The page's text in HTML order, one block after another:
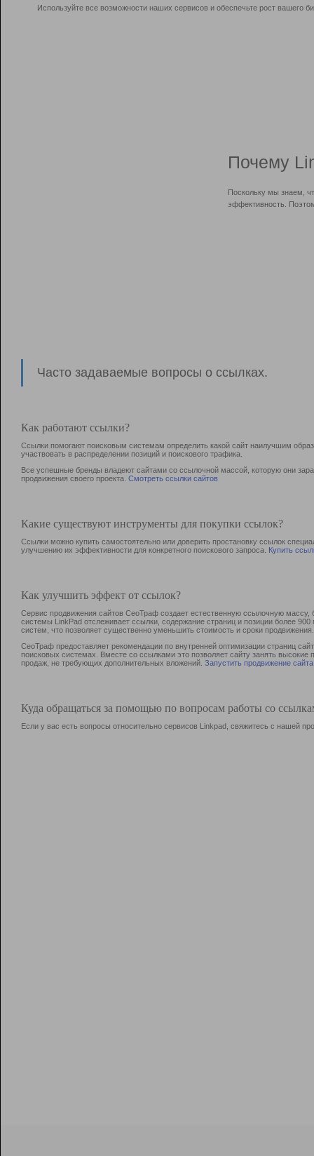
Используйте все возможности наших сервисов и обеспечьте рост вашего
Почему
Поскольку мы знаем,
эффективность.
Часто задаваемые вопросы о ссылках.
Как работают ссылки?
Ссылки помогают поисковым системам определить какой сайт наилучшим
участвовать в раcпределении позиций и поискового трафика.
Все успешные бренды владеют сайтами со ссылочной массой, которую они
продвижения своего проекта. Смотреть ссылки сайтов
Какие существуют инструменты для покупки ссылок?
Ссылки можно купить самостоятельно или доверить простановку ссылок
улучшению их эффективности для конкретного поискового запроса. Купить
Как улучшить эффект от ссылок?
Сервис продвижения сайтов СеоТраф создает естественную ссылочную
системы LinkPad отслеживает ссылки, содержание страниц и позиции более
систем, что позволяет существенно уменьшить стоимость и сроки продвижения.
СеоТраф предоставляет рекомендации по внутренней оптимизации страниц
поисковых системах. Вместе со ссылками это позволяет сайту занять
продаж, не требующих дополнительных вложений. Запустить продвижение сайта
Куда обращаться за помощью по вопросам работы со
Если у вас есть вопросы относительно сервисов Linkpad, свяжитесь с нашей